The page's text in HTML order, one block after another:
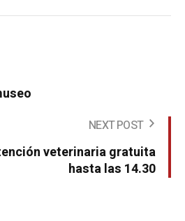
NEXT POST
veterinaria gratuita
hasta las 14.30